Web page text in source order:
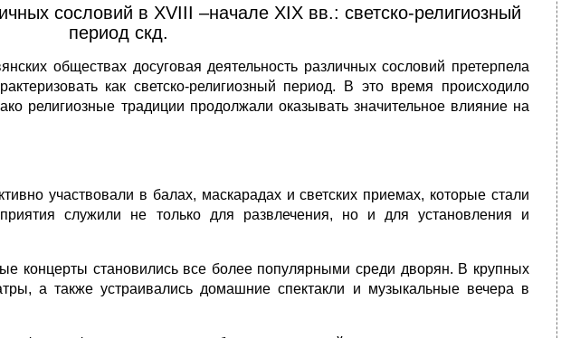
сословий в XVIII –начале XIX вв.: светско-религиозный
период скд.
обществах досуговая деятельность различных сословий претерпела
как светско-религиозный период. В это время происходило
религиозные традиции продолжали оказывать значительное влияние на
участвовали в балах, маскарадах и светских приемах, которые стали
служили не только для развлечения, но и для установления и
концерты становились все более популярными среди дворян. В крупных
а также устраивались домашние спектакли и музыкальные вечера в